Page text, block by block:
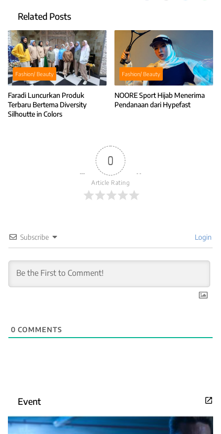
Related Posts
Fashion/ Beauty
Faradi Luncurkan Produk
Terbaru Bertema Diversity
Silhoutte in Colors
Fashion/ Beauty
NOORE Sport Hijab Menerima
Pendanaan dari Hypefast
0
Article Rating
Subscribe Login
0 COMMENTS
Event